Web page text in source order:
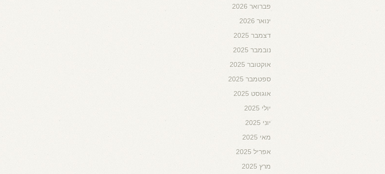
פברואר 2026
ינואר 2026
דצמבר 2025
נובמבר 2025
אוקטובר 2025
ספטמבר 2025
אוגוסט 2025
יולי 2025
יוני 2025
מאי 2025
אפריל 2025
מרץ 2025